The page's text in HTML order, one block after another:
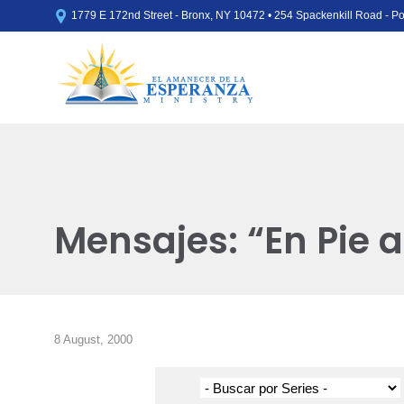
 1779 E 172nd Street - Bronx, NY 10472 • 254 Spackenkill Road -
Mensajes: “En Pie
8 August, 2000